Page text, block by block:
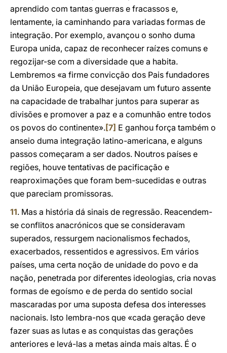
aprendido com tantas guerras e fracassos e,
lentamente, ia caminhando para variadas formas de
integração. Por exemplo, avançou o sonho duma
Europa unida, capaz de reconhecer raízes comuns e
regozijar-se com a diversidade que a habita.
Lembremos «a firme convicção dos Pais fundadores
da União Europeia, que desejavam um futuro assente
na capacidade de trabalhar juntos para superar as
divisões e promover a paz e a comunhão entre todos
os povos do continente».[7] E ganhou força também o
anseio duma integração latino-americana, e alguns
passos começaram a ser dados. Noutros países e
regiões, houve tentativas de pacificação e
reaproximações que foram bem-sucedidas e outras
que pareciam promissoras.
11. Mas a história dá sinais de regressão. Reacendem-
se conflitos anacrónicos que se consideravam
superados, ressurgem nacionalismos fechados,
exacerbados, ressentidos e agressivos. Em vários
países, uma certa noção de unidade do povo e da
nação, penetrada por diferentes ideologias, cria novas
formas de egoísmo e de perda do sentido social
mascaradas por uma suposta defesa dos interesses
nacionais. Isto lembra-nos que «cada geração deve
fazer suas as lutas e as conquistas das gerações
anteriores e levá-las a metas ainda mais altas. É o